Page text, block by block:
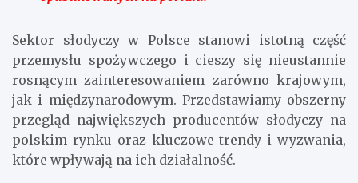
Sektor słodyczy w Polsce stanowi istotną część
przemysłu spożywczego i cieszy się nieustannie
rosnącym zainteresowaniem zarówno krajowym,
jak i międzynarodowym. Przedstawiamy obszerny
przegląd największych producentów słodyczy na
polskim rynku oraz kluczowe trendy i wyzwania,
które wpływają na ich działalność.